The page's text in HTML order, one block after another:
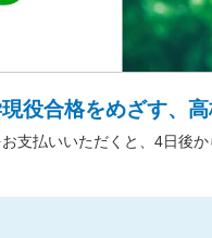
役合格をめざす、
支払いいただくと、4日後か